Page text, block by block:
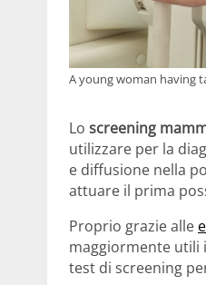
A young woman having
Lo screening
utilizzare per la
e diffusione nella
attuare il prima
Proprio grazie alle
maggiormente utili
test di screening